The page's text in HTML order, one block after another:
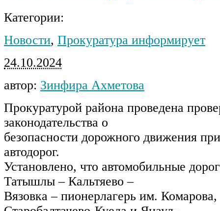
Категории:
Новости, Прокуратура информирует
24.10.2024
автор: Зинфира Ахметова
Прокуратурой района проведена
законодательства о
безопасности дорожного движения
автодорог.
Установлено, что автомобильные
Татышлы – Кальтяево –
Вязовка – пионерлагерь им.